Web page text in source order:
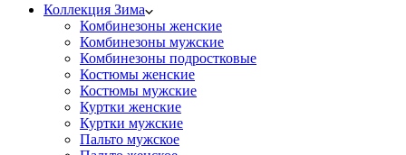
Коллекция Зима
Комбинезоны женские
Комбинезоны мужские
Комбинезоны подростковые
Костюмы женские
Костюмы мужские
Куртки женские
Куртки мужские
Пальто мужское